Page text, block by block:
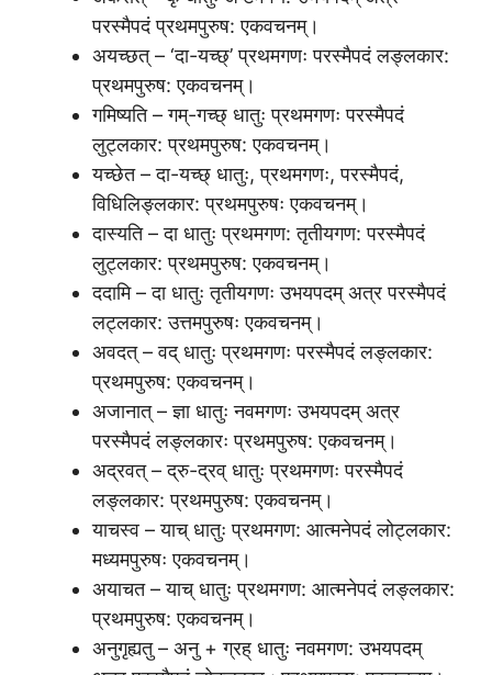
परस्मैपदं प्रथमपुरुष: एकवचनम्।
अयच्छत् – ‘दा-यच्छ्’ प्रथमगणः परस्मैपदं लङ्लकार:
प्रथमपुरुष: एकवचनम्।
गमिष्यति – गम्-गच्छ् धातुः प्रथमगणः परस्मैपदं
लुट्लकार: प्रथमपुरुष: एकवचनम्।
यच्छेत – दा-यच्छ् धातुः, प्रथमगणः, परस्मैपदं,
विधिलिङ्लकार: प्रथमपुरुषः एकवचनम्।
दास्यति – दा धातुः प्रथमगण: तृतीयगण: परस्मैपदं
लुट्लकार: प्रथमपुरुष: एकवचनम्।
ददामि – दा धातुः तृतीयगणः उभयपदम् अत्र परस्मैपदं
लट्लकार: उत्तमपुरुषः एकवचनम्।
अवदत् – वद् धातुः प्रथमगणः परस्मैपदं लङ्लकार:
प्रथमपुरुष: एकवचनम्।
अजानात् – ज्ञा धातुः नवमगणः उभयपदम् अत्र
परस्मैपदं लङ्लकारः प्रथमपुरुष: एकवचनम्।
अद्रवत् – द्रु-द्रव् धातुः प्रथमगणः परस्मैपदं
लङ्लकार: प्रथमपुरुष: एकवचनम्।
याचस्व – याच् धातुः प्रथमगण: आत्मनेपदं लोट्लकार:
मध्यमपुरुषः एकवचनम्।
अयाचत – याच् धातुः प्रथमगण: आत्मनेपदं लङ्लकार:
प्रथमपुरुष: एकवचनम्।
अनुगृह्यतु – अनु + ग्रह् धातुः नवमगण: उभयपदम्